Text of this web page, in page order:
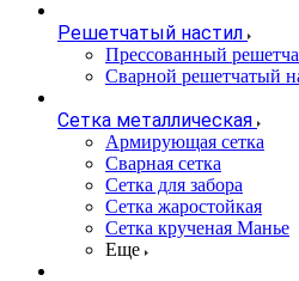
Решетчатый настил
Прессованный
Сварной решетчатый
Сетка металлическая
Армирующая сетка
Сварная сетка
Сетка для забора
Сетка жаростойкая
Сетка крученая Манье
Еще